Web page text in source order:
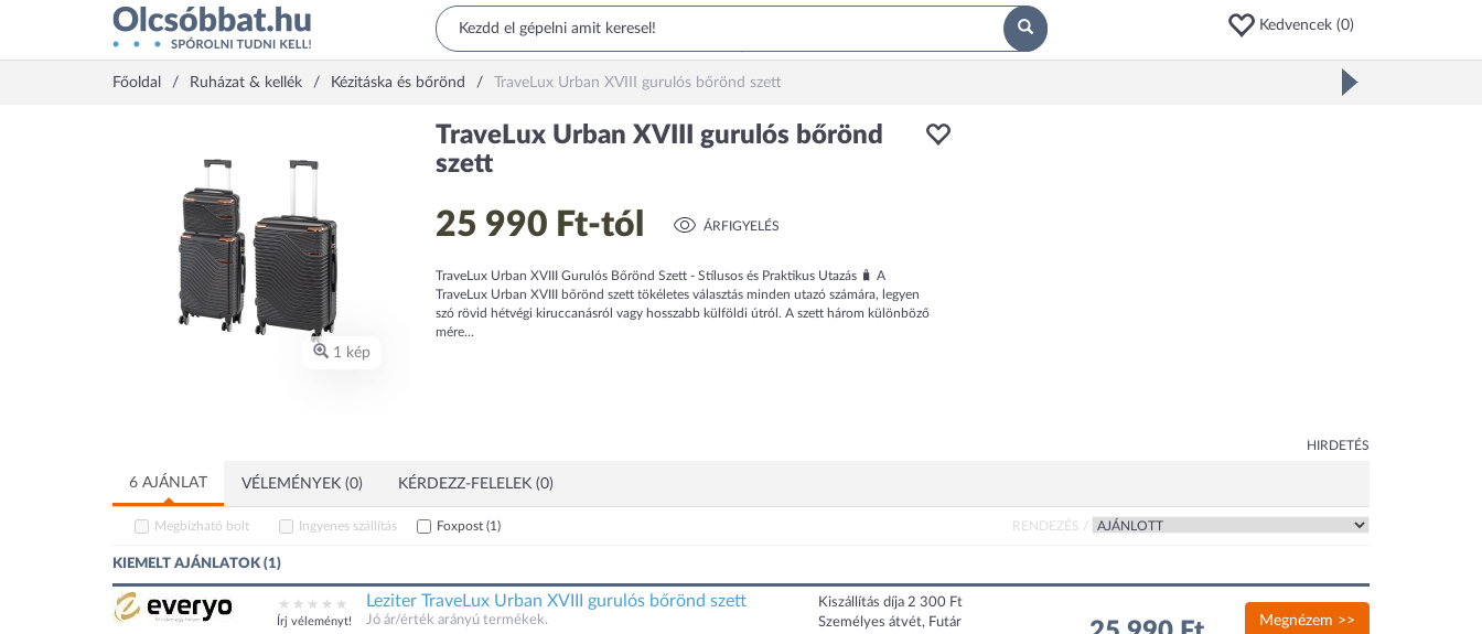
Kedvencek (0)
Főoldal Ruházat & kellék Kézitáska és bőrönd TraveLux Urban XVIII gurulós bőrönd szett
1 kép
TraveLux Urban XVIII gurulós bőrönd
szett
25 990 Ft-tól ÁRFIGYELÉS
TraveLux Urban XVIII Gurulós Bőrönd Szett - Stílusos és Praktikus Utazás 🧳 A
TraveLux Urban XVIII bőrönd szett tökéletes választás minden utazó számára, legyen
szó rövid hétvégi kiruccanásról vagy hosszabb külföldi útról. A szett három különböző
mére...
HIRDETÉS
6 AJÁNLAT VÉLEMÉNYEK (0) KÉRDEZZ-FELELEK (0)
Megbízható bolt Ingyenes szállítás Foxpost (1) RENDEZÉS /
KIEMELT AJÁNLATOK (1)
Írj véleményt!
Leziter TraveLux Urban XVIII gurulós bőrönd szett
Jó ár/érték arányú termékek.
Kiszállítás díja 2 300 Ft
Személyes átvét, Futár
Megnézem >>